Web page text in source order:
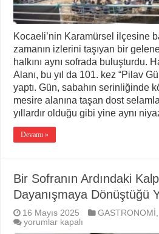
Kocaeli’nin Karamürsel ilçesine
zamanın izlerini taşıyan bir
halkını aynı sofrada buluşturdu.
Alanı, bu yıl da 101. kez “Pilav
yaptı. Gün, sabahın serinliğinde
mesire alanına taşan dost
yıllardır olduğu gibi yine aynı
Devamı »
Bir Sofranın Ardındaki
Dayanışmaya Dönüştüğü
16 Mayıs 2025 GASTRONOMİ
Bir
yorumlar kapalı